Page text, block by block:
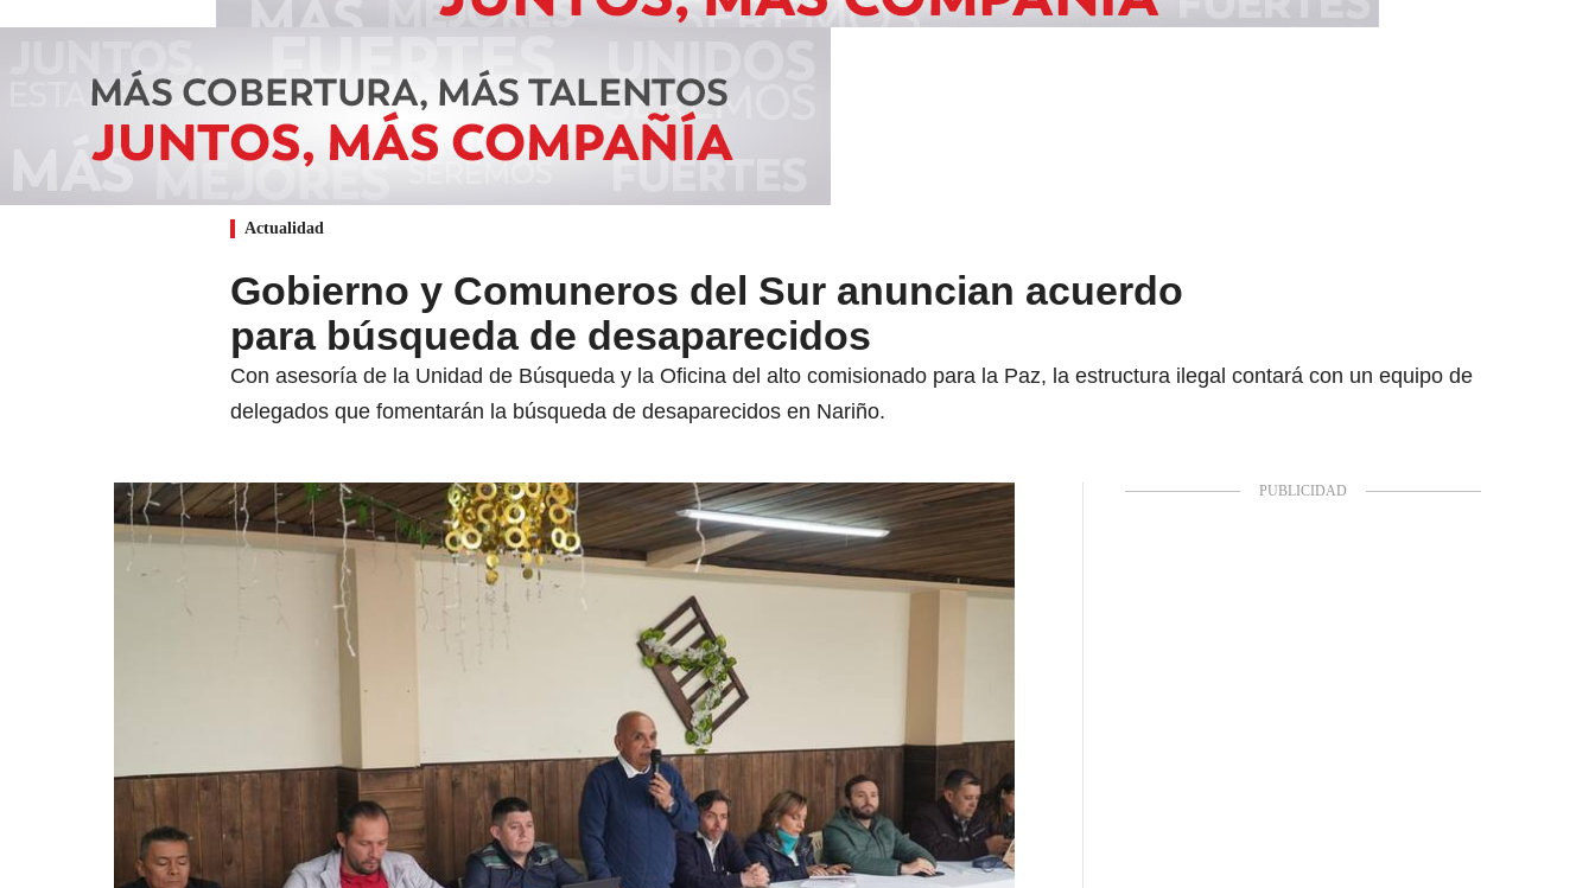
Actualidad
Gobierno y Comuneros del Sur anuncian acuerdo
para búsqueda de desaparecidos
Con asesoría de la Unidad de Búsqueda y la Oficina del alto comisionado para la Paz, la estructura ilegal contará con un equipo de
delegados que fomentarán la búsqueda de desaparecidos en Nariño.